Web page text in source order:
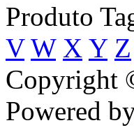
Produto
V W X Y Z
Copyright
Powered